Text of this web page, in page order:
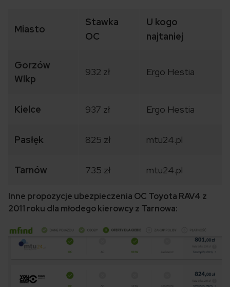
Miasto
Stawka
OC
U kogo
najtaniej
Gorzów
Wlkp
932 zł Ergo Hestia
Kielce 937 zł Ergo Hestia
Pasłęk 825 zł mtu24.pl
Tarnów 735 zł mtu24.pl
Inne propozycje ubezpieczenia OC Toyota RAV4 z
2011 roku dla młodego kierowcy z Tarnowa: